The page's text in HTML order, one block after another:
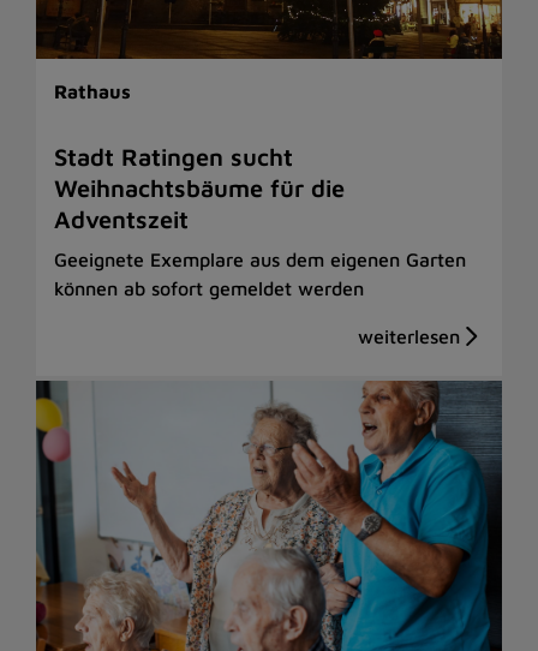
Rathaus
Stadt Ratingen sucht
Weihnachtsbäume für die
Adventszeit
Geeignete Exemplare aus dem eigenen Garten
können ab sofort gemeldet werden